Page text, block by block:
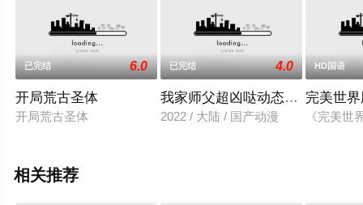
已完结 6.0
开局荒古圣体
开局荒古圣体
已完结 4.0
我家师父超凶哒动态漫画
2022 / 大陆 / 国产动漫
HD国语
完美世
《完美
相关推荐